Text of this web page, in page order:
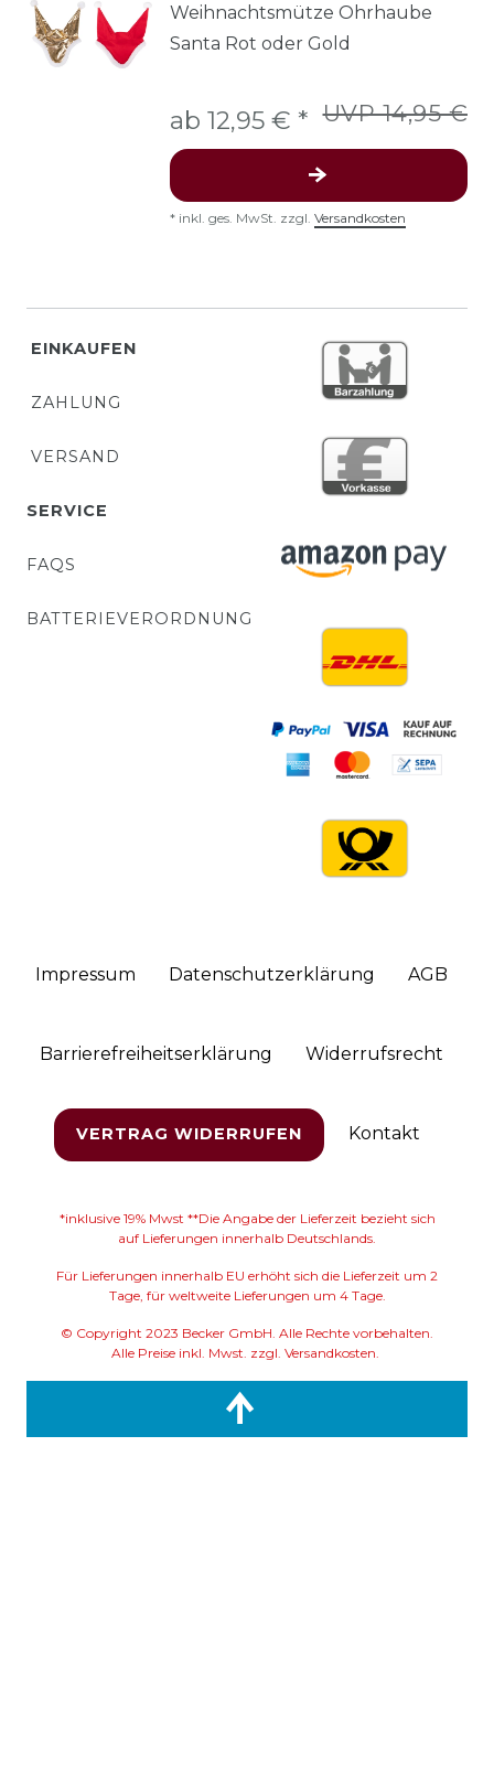
Weihnachtsmütze Ohrhaube
Santa Rot oder Gold
UVP 14,95 €
ab 12,95 € *
* inkl. ges. MwSt. zzgl. Versandkosten
EINKAUFEN
ZAHLUNG
VERSAND
SERVICE
FAQS
BATTERIEVERORDNUNG
Impressum Daten­schutz­erklärung AGB
Barrierefreiheitserklärung Widerrufs­recht
VERTRAG WIDERRUFEN Kontakt
*inklusive 19% Mwst **Die Angabe der Lieferzeit bezieht sich
auf Lieferungen innerhalb Deutschlands.
Für Lieferungen innerhalb EU erhöht sich die Lieferzeit um 2
Tage, für weltweite Lieferungen um 4 Tage.
© Copyright 2023 Becker GmbH. Alle Rechte vorbehalten.
Alle Preise inkl. Mwst. zzgl. Versandkosten.